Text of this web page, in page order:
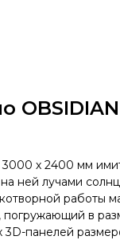
OBSIDIAN
х 2400 мм
ней лучами
работы
в
3D-панелей